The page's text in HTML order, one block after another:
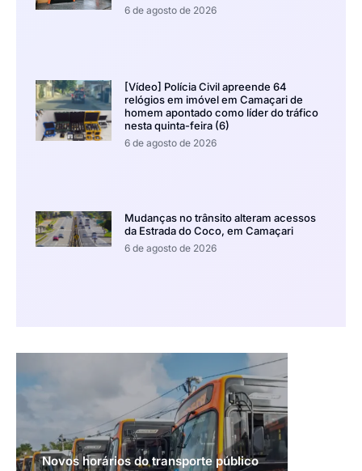
6 de agosto de 2026
[Vídeo] Polícia Civil apreende 64
relógios em imóvel em Camaçari de
homem apontado como líder do tráfico
nesta quinta-feira (6)
6 de agosto de 2026
Mudanças no trânsito alteram acessos
da Estrada do Coco, em Camaçari
6 de agosto de 2026
Novos horários do transporte público